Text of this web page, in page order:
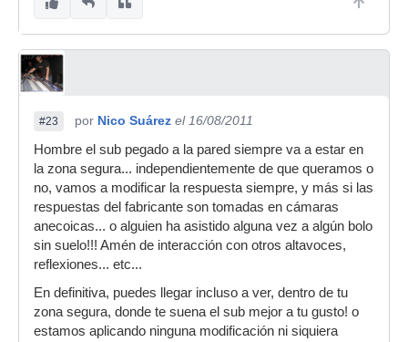
#23 por Nico Suárez el 16/08/2011
Hombre el sub pegado a la pared siempre va a estar en
la zona segura... independientemente de que queramos o
no, vamos a modificar la respuesta siempre, y más si las
respuestas del fabricante son tomadas en cámaras
anecoicas... o alguien ha asistido alguna vez a algún bolo
sin suelo!!! Amén de interacción con otros altavoces,
reflexiones... etc...
En definitiva, puedes llegar incluso a ver, dentro de tu
zona segura, donde te suena el sub mejor a tu gusto! o
estamos aplicando ninguna modificación ni siquiera